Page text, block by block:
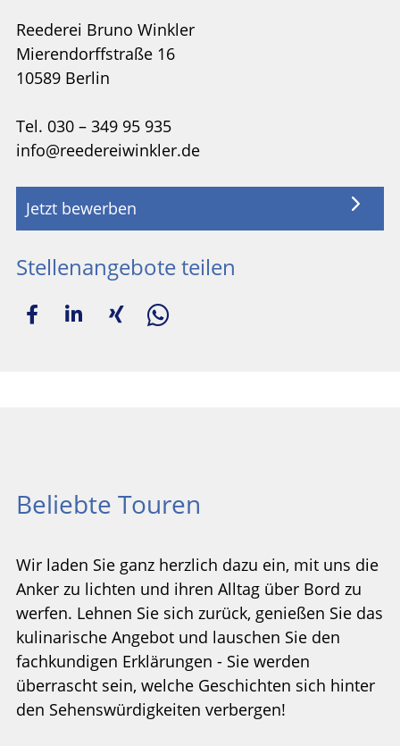
Reederei Bruno Winkler
Mierendorffstraße 16
10589 Berlin
Tel. 030 – 349 95 935
info@reedereiwinkler.de
Jetzt bewerben
Stellenangebote teilen
Beliebte Touren
Wir laden Sie ganz herzlich dazu ein, mit uns die
Anker zu lichten und ihren Alltag über Bord zu
werfen. Lehnen Sie sich zurück, genießen Sie das
kulinarische Angebot und lauschen Sie den
fachkundigen Erklärungen - Sie werden
überrascht sein, welche Geschichten sich hinter
den Sehenswürdigkeiten verbergen!